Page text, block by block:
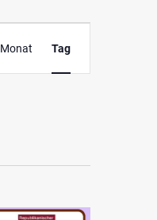
Ansichten-
Navigation
Monat Tag